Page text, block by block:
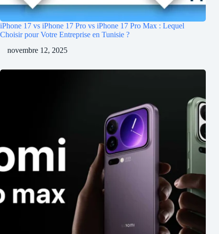
iPhone 17 vs iPhone 17 Pro vs iPhone 17 Pro Max : Lequel
Choisir pour Votre Entreprise en Tunisie ?
novembre 12, 2025